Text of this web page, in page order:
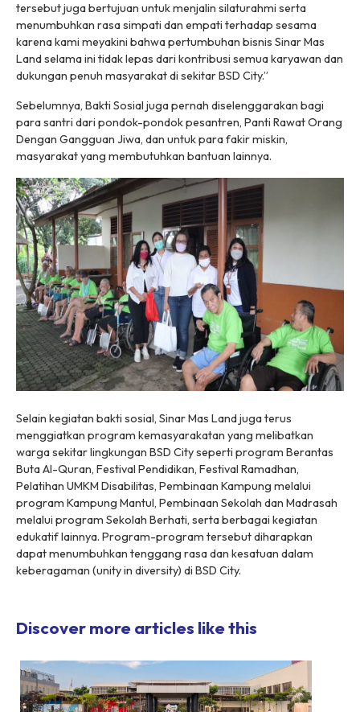
tersebut juga bertujuan untuk menjalin silaturahmi serta
menumbuhkan rasa simpati dan empati terhadap sesama
karena kami meyakini bahwa pertumbuhan bisnis Sinar Mas
Land selama ini tidak lepas dari kontribusi semua karyawan dan
dukungan penuh masyarakat di sekitar BSD City.”
Sebelumnya, Bakti Sosial juga pernah diselenggarakan bagi
para santri dari pondok-pondok pesantren, Panti Rawat Orang
Dengan Gangguan Jiwa, dan untuk para fakir miskin,
masyarakat yang membutuhkan bantuan lainnya.
Selain kegiatan bakti sosial, Sinar Mas Land juga terus
menggiatkan program kemasyarakatan yang melibatkan
warga sekitar lingkungan BSD City seperti program Berantas
Buta Al-Quran, Festival Pendidikan, Festival Ramadhan,
Pelatihan UMKM Disabilitas, Pembinaan Kampung melalui
program Kampung Mantul, Pembinaan Sekolah dan Madrasah
melalui program Sekolah Berhati, serta berbagai kegiatan
edukatif lainnya. Program-program tersebut diharapkan
dapat menumbuhkan tenggang rasa dan kesatuan dalam
keberagaman (unity in diversity) di BSD City.
Discover more articles like this